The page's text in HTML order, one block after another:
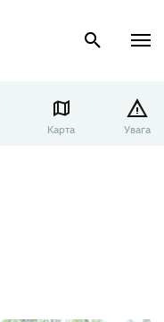
Карта Увага